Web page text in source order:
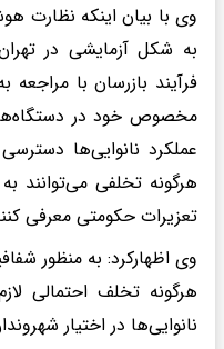
وی با بیان اینکه نظارت
به شکل آزمایشی در
فرآیند بازرسان با
مخصوص خود در
عملکرد نانوایی‌ها
هرگونه تخلفی می‌توانند
تعزیرات حکومتی معرفی
وی اظهارکرد: به منظور
هرگونه تخلف احتمالی
نانوایی‌ها در اختیار